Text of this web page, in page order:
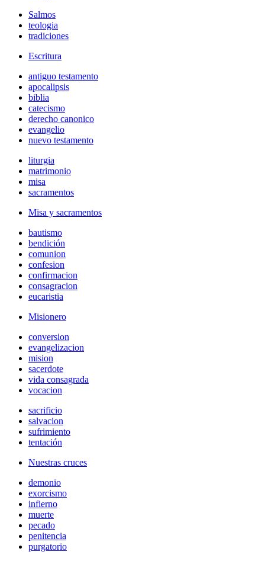
Salmos
teologia
tradiciones
Escritura
antiguo testamento
apocalipsis
biblia
catecismo
derecho canonico
evangelio
nuevo testamento
liturgia
matrimonio
misa
sacramentos
Misa y sacramentos
bautismo
bendición
comunion
confesion
confirmacion
consagracion
eucaristia
Misionero
conversion
evangelizacion
mision
sacerdote
vida consagrada
vocacion
sacrificio
salvacion
sufrimiento
tentación
Nuestras cruces
demonio
exorcismo
infierno
muerte
pecado
penitencia
purgatorio